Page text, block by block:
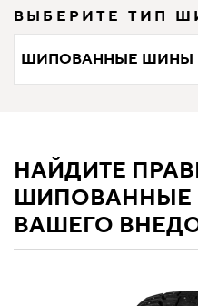
ВЫБЕРИТЕ ТИП
ШИПОВАННЫЕ ШИНЫ
НАЙДИТЕ
ШИПОВАННЫЕ
ВАШЕГО